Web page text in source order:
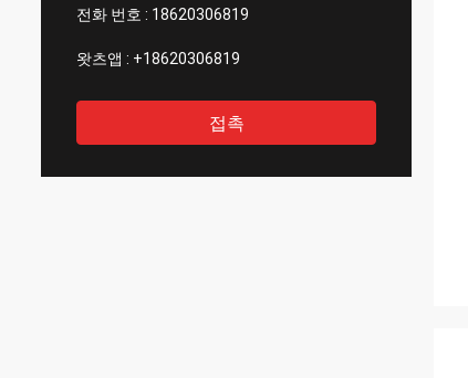
전화 번호 : 18620306819
왓츠앱 : +18620306819
접촉